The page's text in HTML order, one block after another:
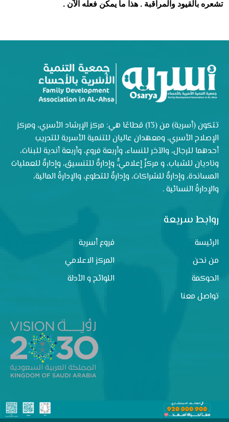
تشعره بالقيود والمراقبة . هذا ما يمكن فعله الآن .
تتكون (أسرية) من (13) قطاعًا هي: مركز الإرشاد الأسري، ومركز
الإصلاح الأسري، ومعهدان عاليان للتنمية الأسرية للتدريب
أحدهما للرجال، والآخر للنساء، وأربعة فروع، وأربعة أندية للبنات،
وناديان للشباب، و مركزٌ إعلاميٌّ، وإدارةٌ للتنسيق، وإدارةٌ للعمليات
المساندة، وإدارةٌ للشراكات، وإدارةٌ للتطوع، والإدارةُ المالية،
والإدارةُ النسائية .
روابط سريعة
الرئيسة
فروع أسرية
من نحن
المركز الاعلامي
الحوكمة
اللوائح و الأدلة
تواصل معنا